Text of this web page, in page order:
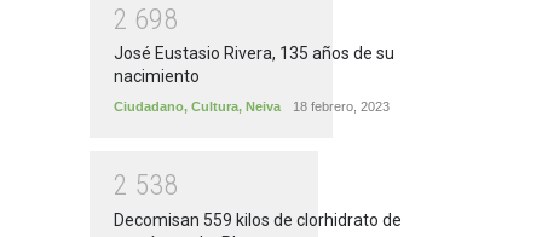
2 698
José Eustasio Rivera, 135 años de su
nacimiento
Ciudadano, Cultura, Neiva 18 febrero, 2023
2 538
Decomisan 559 kilos de clorhidrato de